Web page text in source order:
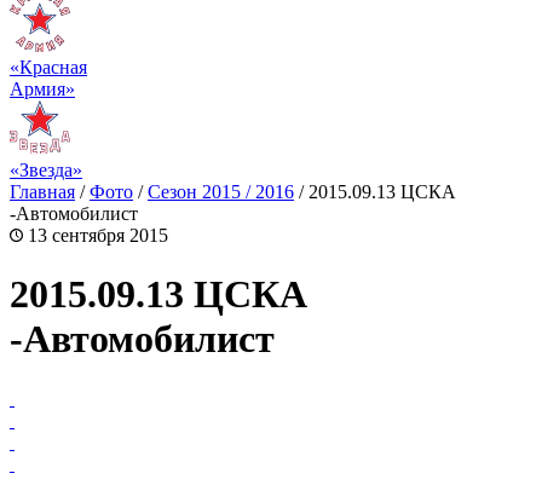
«Красная
Армия»
«Звезда»
Главная /Фото /Сезон 2015 / 2016 / 2015.09.13 ЦСКА
-Автомобилист
13 сентября 2015
2015.09.13 ЦСКА
-Автомобилист